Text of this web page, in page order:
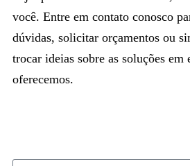
você. Entre em contato conosco
dúvidas, solicitar orçamentos ou
trocar ideias sobre as soluções em
oferecemos.